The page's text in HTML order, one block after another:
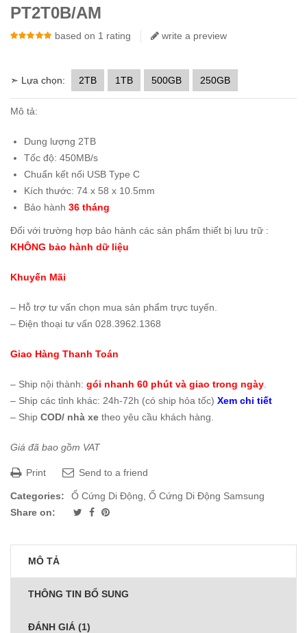
PT2T0B/AM
5.00out of
based on 1 rating write a preview
➣ Lựa chọn: 2TB 1TB 500GB 250GB
Mô tả:
Dung lượng 2TB
Tốc độ: 450MB/s
Chuẩn kết nối USB Type C
Kích thước: 74 x 58 x 10.5mm
Bảo hành 36 tháng
Đối với trường hợp bảo hành các sản phẩm thiết bị lưu trữ :
KHÔNG bảo hành dữ liệu
Khuyến Mãi
– Hỗ trợ tư vấn chọn mua sản phẩm trực tuyến.
– Điện thoại tư vấn 028.3962.1368
Giao Hàng Thanh Toán
– Ship nội thành: gói nhanh 60 phút và giao trong ngày
– Ship các tỉnh khác: 24h-72h (có ship hỏa tốc) Xem chi tiết
– Ship COD/ nhà xe theo yêu cầu khách hàng.
Giá đã bao gồm VAT
Print Send to a friend
Categories: Ổ Cứng Di Động Ổ Cứng Di Động Samsung
Share on:
MÔ TẢ
THÔNG TIN BỔ SUNG
ĐÁNH GIÁ (1)